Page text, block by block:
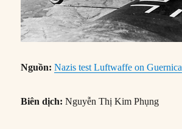
Nguồn: Nazis test Luftwaffe on Guernica
Biên dịch: Nguyễn Thị Kim Phụng